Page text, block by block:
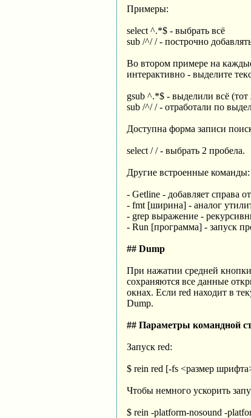
Примеры:
select ^.*$ - выбрать всё
sub /^/ / - построчно
Во втором примере на
интерактивно - выделите
gsub ^.*$ - выделили всё (тот
sub /^/ / - отработали по
Доступна форма записи
select / / - выбрать 2 пробела.
Другие встроенные команды:
- Getline - добавляет справа
- fmt [ширина] - аналог
- grep выражение -
- Run [программа] - запуск
## Dump
При нажатии средней
сохраняются все данные
окнах. Если red находит в
Dump.
## Параметры командной
Запуск red:
$ rein red [-fs <размер
Чтобы немного ускорить
$ rein -platform-nosound -